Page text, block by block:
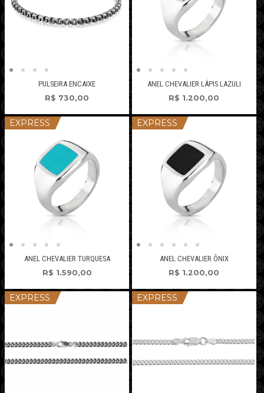
PULSEIRA ENCAIXE
R$ 730,00
ANEL CHEVALIER LÁPIS LAZULI
R$ 1.200,00
EXPRESS
ANEL CHEVALIER TURQUESA
R$ 1.590,00
EXPRESS
ANEL CHEVALIER ÔNIX
R$ 1.200,00
EXPRESS EXPRESS